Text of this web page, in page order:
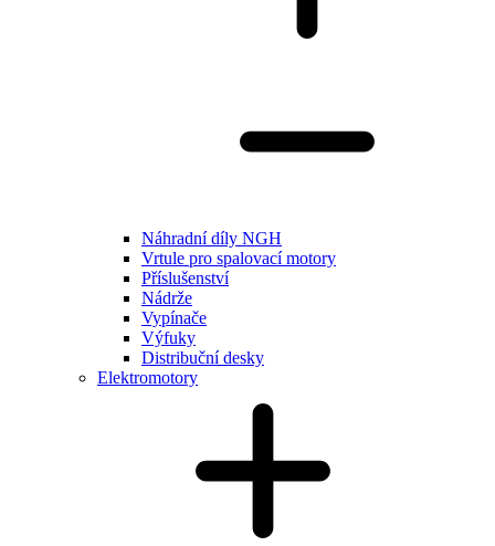
Náhradní díly NGH
Vrtule pro spalovací motory
Příslušenství
Nádrže
Vypínače
Výfuky
Distribuční desky
Elektromotory